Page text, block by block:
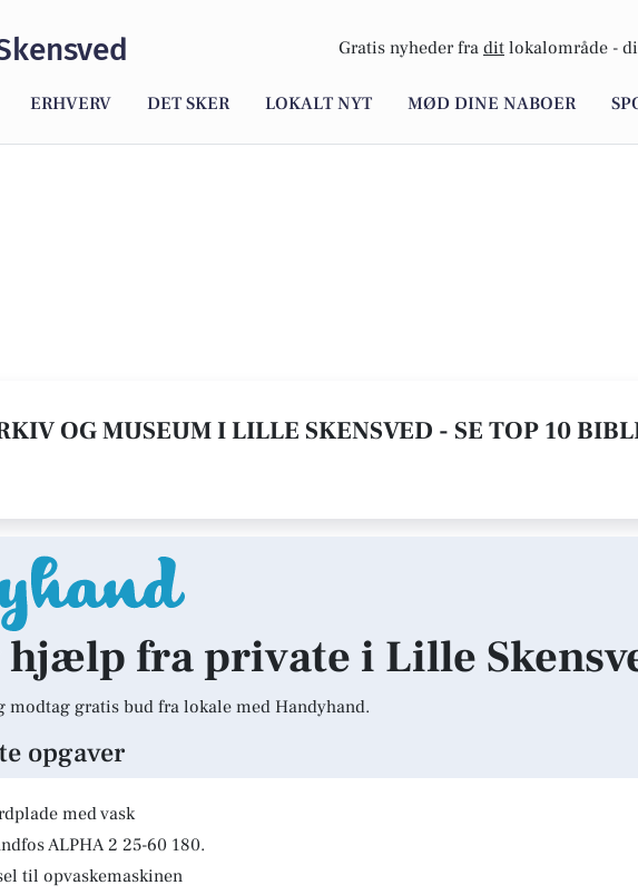
Gratis nyheder fra dit lokalområde -
ERHVERV DET SKER LOKALT NYT MØD DINE NABOER
OG MUSEUM I LILLE SKENSVED - SE TOP 10
fra private i Lille
modtag gratis bud fra lokale med Handyhand.
opgaver
med vask
ALPHA 2 25-60 180.
til opvaskemaskinen